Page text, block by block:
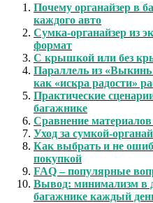
Почему органайзер в
каждого авто
Сумка-органайзер из
формат
С крышкой или без
Параллель из
как «искра радости»
Практические
багажнике
Сравнение материалов
Уход за сумкой-
Как выбрать и не
покупкой
FAQ – популярные
Вывод: минимализм в
багажнике каждый